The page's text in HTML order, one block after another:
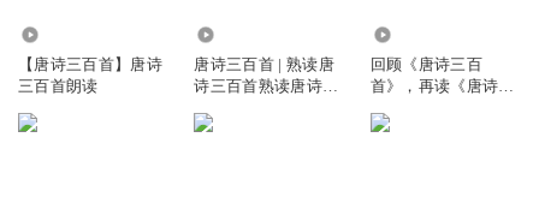
开帘见新月，便即下阶拜。 细语人不闻，北风吹裙带。
回复 7
【唐诗三百首】唐诗
三百首朗读
唐诗三百首 | 熟读唐
诗三百首熟读唐诗三
会吟诗也会吟
回顾《唐诗三百
首》，再读《唐诗三